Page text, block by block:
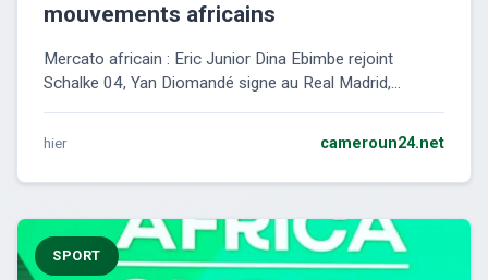
mouvements africains
Mercato africain : Eric Junior Dina Ebimbe rejoint
Schalke 04, Yan Diomandé signe au Real Madrid,...
hier cameroun24.net
SPORT